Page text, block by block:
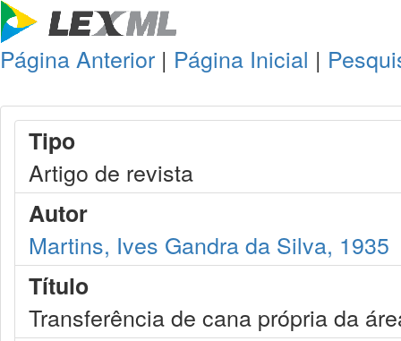
Página Anterior | Página Inicial |
Tipo
Artigo de revista
Autor
Martins, Ives Gandra da Silva, 1935
Título
Transferência de cana própria da